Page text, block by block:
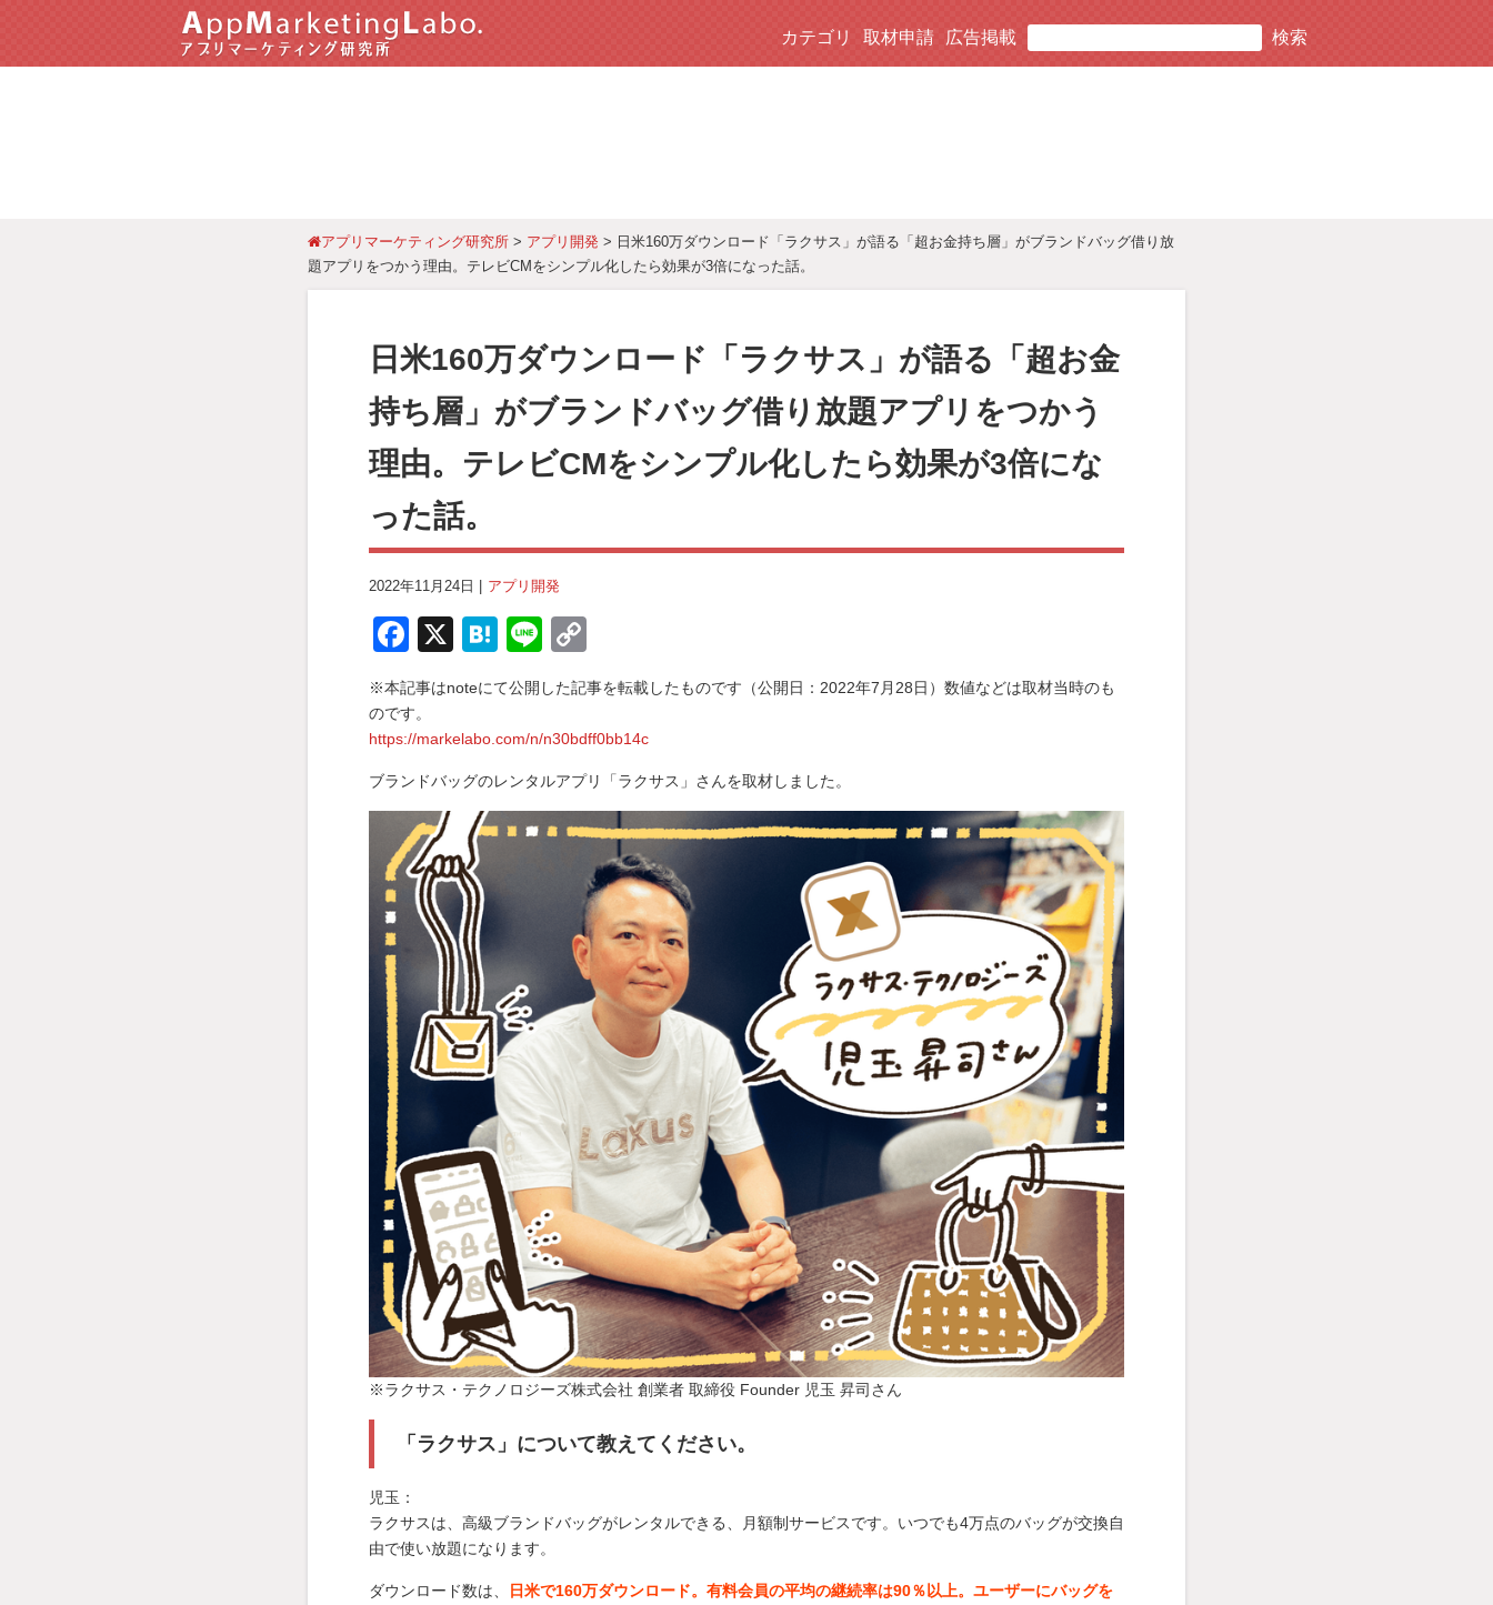
カテゴリ 取材申請 広告掲載
アプリマーケティング研究所 > アプリ開発 > 日米160万ダウンロード「ラクサス」が語る「超お金持ち層」がブランドバッグ借り放
題アプリをつかう理由。テレビCMをシンプル化したら効果が3倍になった話。
日米160万ダウンロード「ラクサス」が語る「超お金
持ち層」がブランドバッグ借り放題アプリをつかう
理由。テレビCMをシンプル化したら効果が3倍にな
った話。
2022年11月24日 | アプリ開発
F
a
c
e
b
o
o
k
X
H
e
n
a
Li
e
o
p
y
Li
n
k
※本記事はnoteにて公開した記事を転載したものです（公開日：2022年7月28日）数値などは取材当時のも
のです。
https://markelabo.com/n/n30bdff0bb14c
ブランドバッグのレンタルアプリ「ラクサス」さんを取材しました。
※ラクサス・テクノロジーズ株式会社 創業者 取締役 Founder 児玉 昇司さん
「ラクサス」について教えてください。
児玉：
ラクサスは、高級ブランドバッグがレンタルできる、月額制サービスです。いつでも4万点のバッグが交換自
由で使い放題になります。
ダウンロード数は、
日米で160万ダウンロード。有料会員の平均の継続率は90％以上。ユーザーにバッグを